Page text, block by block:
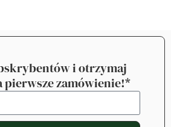
i otrzymaj
pierwsze zamówienie!*